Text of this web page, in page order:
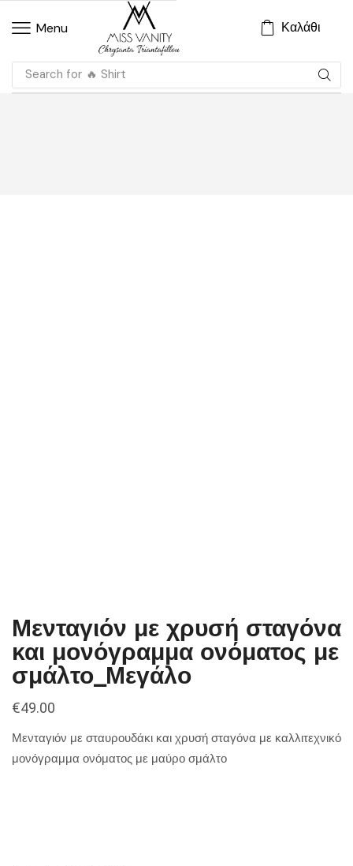
Menu Καλάθι
Search for 🔥 Shirt
Μενταγιόν με χρυσή σταγόνα
και μονόγραμμα ονόματος με
σμάλτο_Μεγάλο
€49.00
Μενταγιόν με σταυρουδάκι και χρυσή σταγόνα με καλλιτεχνικό
μονόγραμμα ονόματος με μαύρο σμάλτο